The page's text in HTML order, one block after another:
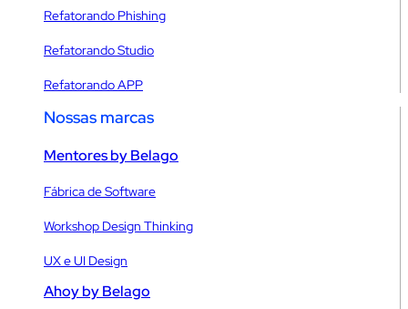
Refatorando Phishing
Refatorando Studio
Refatorando APP
Nossas marcas
Mentores by Belago
Fábrica de Software
Workshop Design Thinking
UX e UI Design
Ahoy by Belago